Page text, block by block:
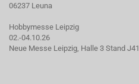
06237 Leuna
Hobbymesse Leipzig
02.-04.10.26
Neue Messe Leipzig, Halle 3 Stand J41